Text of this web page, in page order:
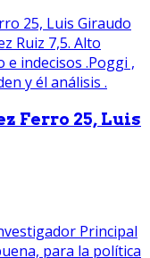
Ferro 25, Luis